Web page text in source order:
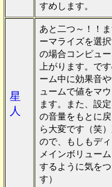
すめします。
星
人
あと二つ～！！
ーマライズを選
の場合コンピュ
上がります。で
ーム中に効果音
ュームで値をマ
ます。また、設
の音量をもとに
ら大変です（笑
ので、もしもデ
メインボリュー
するように気を
す）